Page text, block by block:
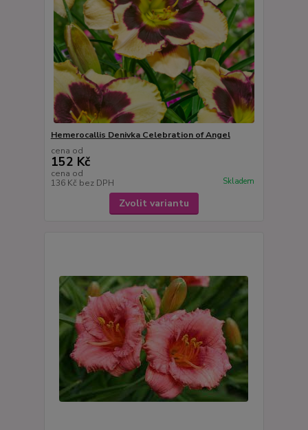
Hemerocallis Denivka Celebration of Angel
cena od
152 Kč
cena od
136 Kč bez DPH Skladem
Zvolit variantu